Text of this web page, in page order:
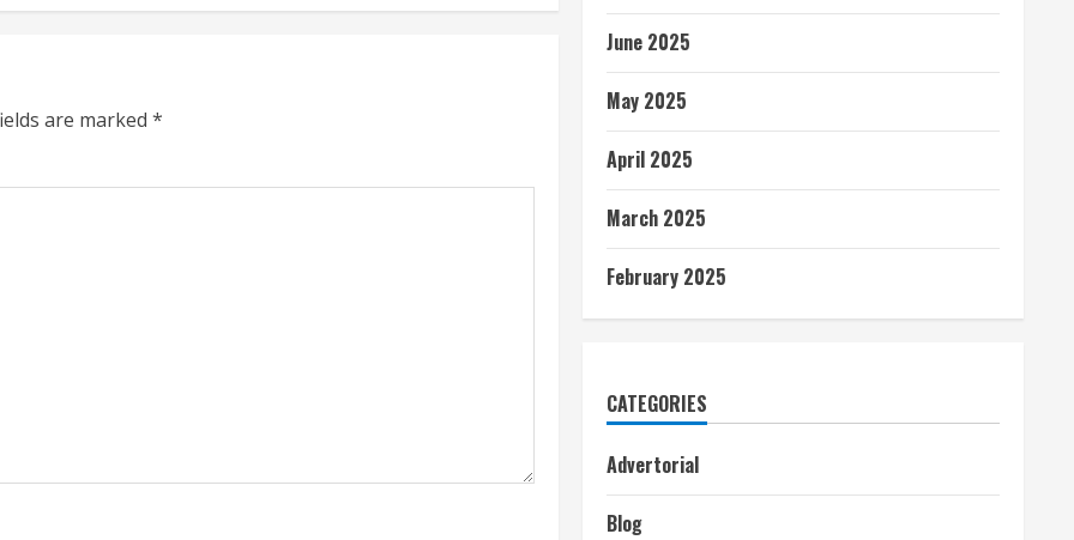
are marked *
June 2025
May 2025
April 2025
March 2025
February 2025
CATEGORIES
Advertorial
Blog